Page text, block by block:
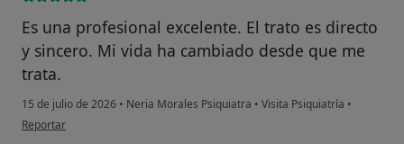
Es una profesional excelente. El trato es directo
y sincero. Mi vida ha cambiado desde que me
trata.
15 de julio de 2026 • Neria Morales Psiquiatra • Visita Psiquiatría •
en opinión del usuario Juan José Sánchez Hernández
Reportar